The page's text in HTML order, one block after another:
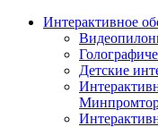
Интерактивное
Детские